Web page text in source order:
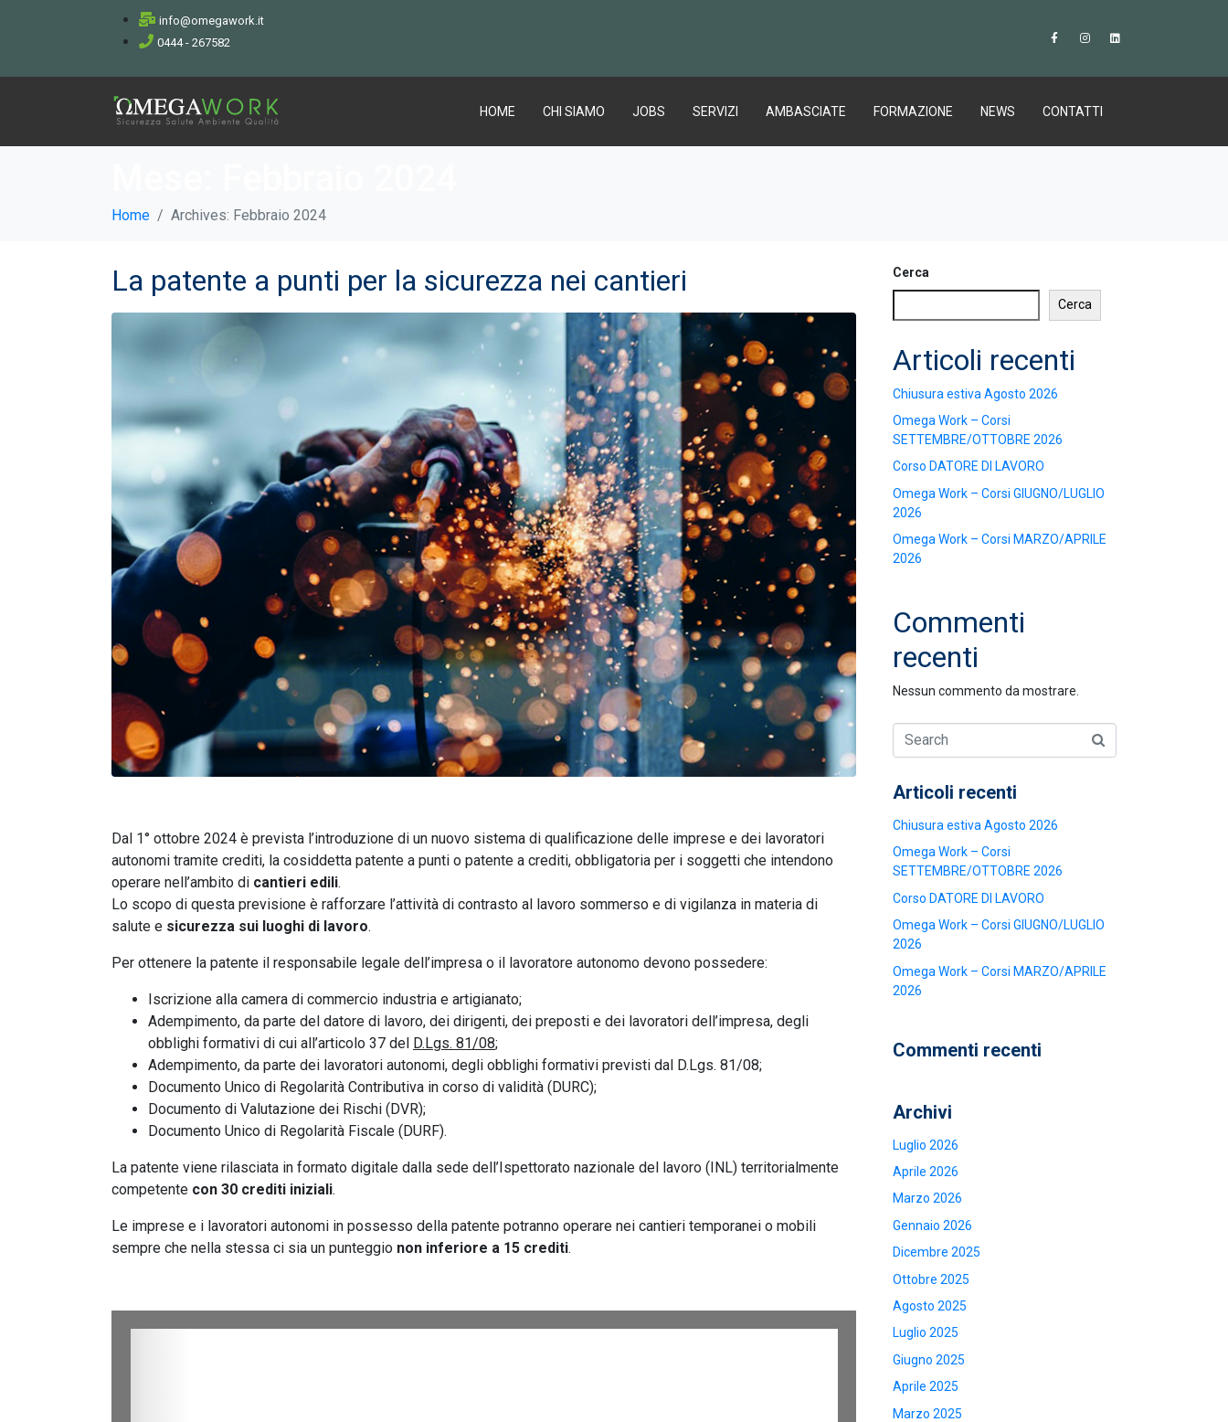
info@omegawork.it
0444 - 267582
HOME CHI SIAMO JOBS SERVIZI AMBASCIATE FORMAZIONE NEWS CONTATTI
Home Archives: Febbraio 2024
La patente a punti per la sicurezza nei cantieri
Dal 1° ottobre 2024 è prevista l’introduzione di un nuovo sistema di qualificazione delle imprese e dei lavoratori
autonomi tramite crediti, la cosiddetta patente a punti o patente a crediti, obbligatoria per i soggetti che intendono
operare nell’ambito di cantieri edili.
Lo scopo di questa previsione è rafforzare l’attività di contrasto al lavoro sommerso e di vigilanza in materia di
salute e sicurezza sui luoghi di lavoro.
Per ottenere la patente il responsabile legale dell’impresa o il lavoratore autonomo devono possedere:
Iscrizione alla camera di commercio industria e artigianato;
Adempimento, da parte del datore di lavoro, dei dirigenti, dei preposti e dei lavoratori dell’impresa, degli
obblighi formativi di cui all’articolo 37 del D.Lgs. 81/08;
Adempimento, da parte dei lavoratori autonomi, degli obblighi formativi previsti dal D.Lgs. 81/08;
Documento Unico di Regolarità Contributiva in corso di validità (DURC);
Documento di Valutazione dei Rischi (DVR);
Documento Unico di Regolarità Fiscale (DURF).
La patente viene rilasciata in formato digitale dalla sede dell’Ispettorato nazionale del lavoro (INL) territorialmente
competente con 30 crediti iniziali.
Le imprese e i lavoratori autonomi in possesso della patente potranno operare nei cantieri temporanei o mobili
sempre che nella stessa ci sia un punteggio non inferiore a 15 crediti.
Cerca
Cerca
Articoli recenti
Chiusura estiva Agosto 2026
Omega Work – Corsi
SETTEMBRE/OTTOBRE 2026
Corso DATORE DI LAVORO
Omega Work – Corsi GIUGNO/LUGLIO
2026
Omega Work – Corsi MARZO/APRILE
2026
Commenti
recenti
Nessun commento da mostrare.
Articoli recenti
Chiusura estiva Agosto 2026
Omega Work – Corsi
SETTEMBRE/OTTOBRE 2026
Corso DATORE DI LAVORO
Omega Work – Corsi GIUGNO/LUGLIO
2026
Omega Work – Corsi MARZO/APRILE
2026
Commenti recenti
Archivi
Luglio 2026
Aprile 2026
Marzo 2026
Gennaio 2026
Dicembre 2025
Ottobre 2025
Agosto 2025
Luglio 2025
Giugno 2025
Aprile 2025
Marzo 2025